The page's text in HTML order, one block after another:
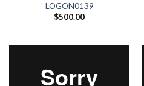
LOGON0139
$500.00